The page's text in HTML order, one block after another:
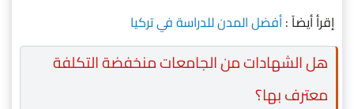
إقرأ أيضاً :أفضل المدن للدراسة في تركيا
هل الشهادات من الجامعات منخفضة التكلفة
معترف بها؟